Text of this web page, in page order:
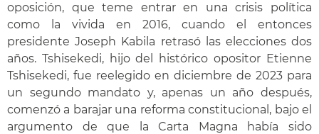
oposición, que teme entrar en una crisis política
como la vivida en 2016, cuando el entonces
presidente Joseph Kabila retrasó las elecciones dos
años. Tshisekedi, hijo del histórico opositor Etienne
Tshisekedi, fue reelegido en diciembre de 2023 para
un segundo mandato y, apenas un año después,
comenzó a barajar una reforma constitucional, bajo el
argumento de que la Carta Magna había sido